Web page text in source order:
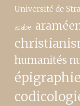
Université de
arabe
humanités